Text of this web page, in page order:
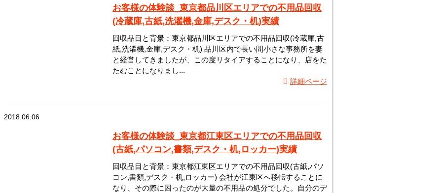
お客様の体験談_東京都品川区エリアでの不用品回収
(冷蔵庫,古紙,洗濯機,金庫,デスク・机)実績
回収品目と背景：東京都品川区エリアでの不用品回収(冷蔵庫,古
紙,洗濯機,金庫,デスク・机) 品川区内で長い間小さな事務所を妻
と経営してきましたが、この度リタイアすることになり、店をた
たむことになりまし...
詳細ページ
2018.06.06
お客様の体験談_東京都江東区エリアでの不用品回収
(古紙,パソコン,書類,デスク・机,ロッカー)実績
回収品目と背景：東京都江東区エリアでの不用品回収(古紙,パソ
コン,書類,デスク・机,ロッカー) 会社が江東区へ移転することに
なり、その際に困ったのが大量の不用品の処分でした。自分のデ